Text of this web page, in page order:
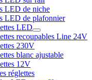
LED de niche
LED de plafonnier
LED
recoupables Line 24V
230V
blanc ajustable
12V
réglettes